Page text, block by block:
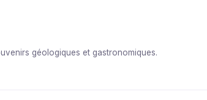
géologiques et gastronomiques.